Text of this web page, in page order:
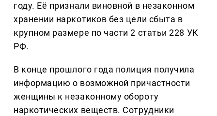
году. Её признали виновной в незаконном
хранении наркотиков без цели сбыта в
крупном размере по части 2 статьи 228 УК
РФ.
В конце прошлого года полиция получила
информацию о возможной причастности
женщины к незаконному обороту
наркотических веществ. Сотрудники